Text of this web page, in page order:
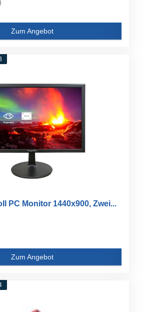
Zum Angebot
PC Monitor 1440x900, Zwei...
Zum Angebot